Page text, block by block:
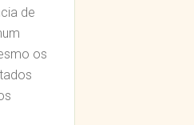
de
os